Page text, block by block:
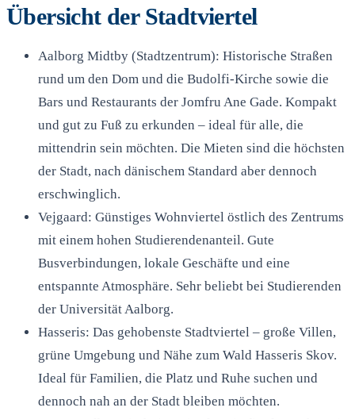
Übersicht der Stadtviertel
Aalborg Midtby (Stadtzentrum): Historische Straßen
rund um den Dom und die Budolfi-Kirche sowie die
Bars und Restaurants der Jomfru Ane Gade. Kompakt
und gut zu Fuß zu erkunden – ideal für alle, die
mittendrin sein möchten. Die Mieten sind die höchsten
der Stadt, nach dänischem Standard aber dennoch
erschwinglich.
Vejgaard: Günstiges Wohnviertel östlich des Zentrums
mit einem hohen Studierendenanteil. Gute
Busverbindungen, lokale Geschäfte und eine
entspannte Atmosphäre. Sehr beliebt bei Studierenden
der Universität Aalborg.
Hasseris: Das gehobenste Stadtviertel – große Villen,
grüne Umgebung und Nähe zum Wald Hasseris Skov.
Ideal für Familien, die Platz und Ruhe suchen und
dennoch nah an der Stadt bleiben möchten.